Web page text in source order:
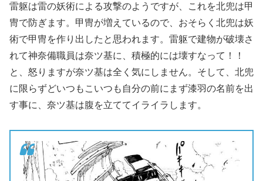
雷躯は雷の妖術による攻撃のようですが、これを北兜は甲
冑で防ぎます。甲冑が増えているので、おそらく北兜は妖
術で甲冑を作り出したと思われます。雷躯で建物が破壊さ
れて神奈備職員は奈ツ基に、積極的には壊すなって！！
と、怒りますが奈ツ基は全く気にしません。そして、北兜
に限らずどいつもこいつも自分の前にまず漆羽の名前を出
す事に、奈ツ基は腹を立ててイライラします。